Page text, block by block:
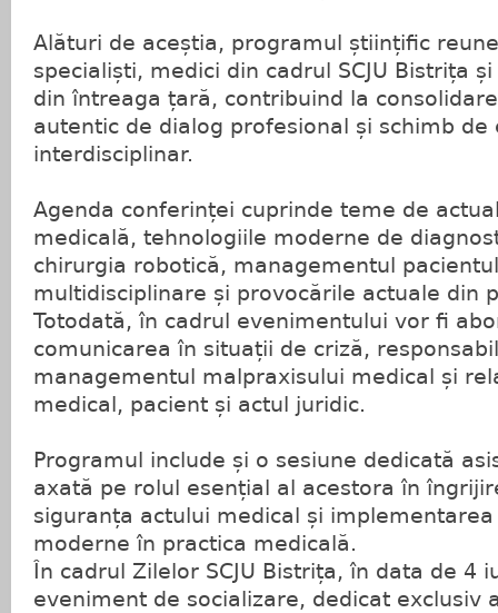
Alături de aceștia, programul științific
specialiști, medici din cadrul SCJU Bistrița
din întreaga țară, contribuind la
autentic de dialog profesional și schimb de
interdisciplinar.
Agenda conferinței cuprinde teme de
medicală, tehnologiile moderne de
chirurgia robotică, managementul
multidisciplinare și provocările actuale din
Totodată, în cadrul evenimentului vor fi
comunicarea în situații de criză,
managementul malpraxisului medical și
medical, pacient și actul juridic.
Programul include și o sesiune dedicată
axată pe rolul esențial al acestora în
siguranța actului medical și
moderne în practica medicală.
În cadrul Zilelor SCJU Bistrița, în data de 4
eveniment de socializare, dedicat exclusiv